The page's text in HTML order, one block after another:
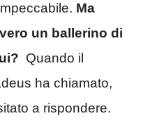
Ma
un ballerino di
Quando il
ha chiamato,
a rispondere.